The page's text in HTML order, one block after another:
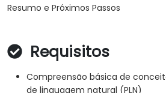
Resumo e Próximos Passos
Requisitos
Compreensão básica de
de linguagem natural (PLN)